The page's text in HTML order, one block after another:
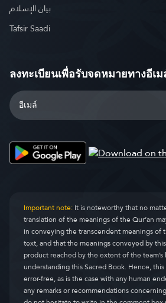
بيان الإسلام
Tafsir Saadi
ลงทะเบียนเพื่อรับจดหมายทางอีเ
Important note:It is noteworthy that no
translation of the meanings of the Qur’an
in conveying the transcendent meanings of
text, and that the meanings conveyed by
product reached by the extent of the
understanding this Sacred Book. Hence,
error-free, as is the case with any human
any remarks or recommendations